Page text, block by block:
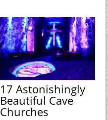
17 Astonishingly
Beautiful Cave
Churches